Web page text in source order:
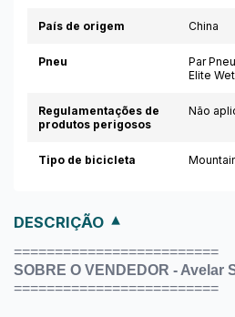
DESCRIÇÃO
=========================
SOBRE O VENDEDOR - Avelar
=========================
País de origem China
Pneu
Par
Elite
Regulamentações de
produtos perigosos
Não
Tipo de bicicleta